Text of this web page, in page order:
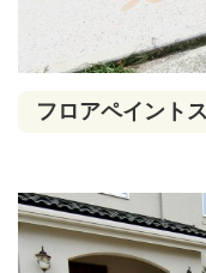
フロアペイント